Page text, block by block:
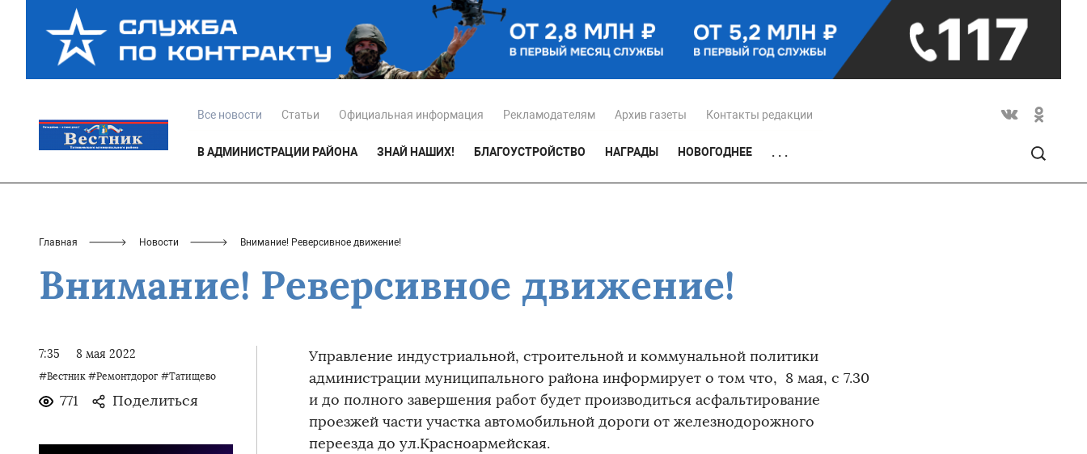
Все новости Статьи Официальная информация Рекламодателям Архив газеты Контакты редакции
В АДМИНИСТРАЦИИ РАЙОНА ЗНАЙ НАШИХ! БЛАГОУСТРОЙСТВО НАГРАДЫ НОВОГОДНЕЕ . . .
Главная Новости Внимание! Реверсивное движение!
Внимание! Реверсивное движение!
7:35 8 мая 2022
#Вестник #Ремонтдорог #Татищево
771 Поделиться
Управление индустриальной, строительной и коммунальной политики
администрации муниципального района информирует о том что, 8 мая, с 7.30
и до полного завершения работ будет производиться асфальтирование
проезжей части участка автомобильной дороги от железнодорожного
переезда до ул.Красноармейская.